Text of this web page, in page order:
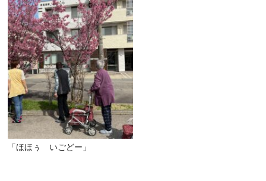
「ほほぅ いごどー」